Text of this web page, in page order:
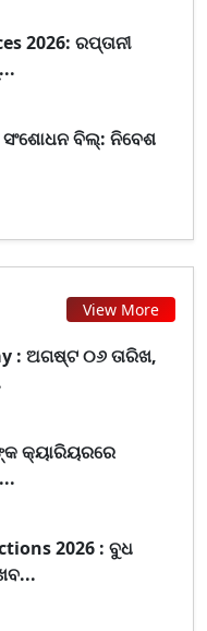
2026: ରପ୍ତାନୀ
ବିଲ୍: ନିବେଶ
View More
: ଅଗଷ୍ଟ ୦୬ ତାରିଖ,
କ୍ୟାରିୟରରେ
2026 : ବୁଧ